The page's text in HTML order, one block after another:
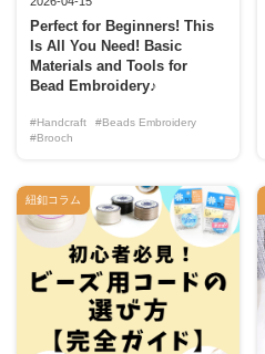
Perfect for Beginners! This
Is All You Need! Basic
Materials and Tools for
Bead Embroidery♪
#Handcraft
#Beads Embroidery
#Brooch
紐釦コラム